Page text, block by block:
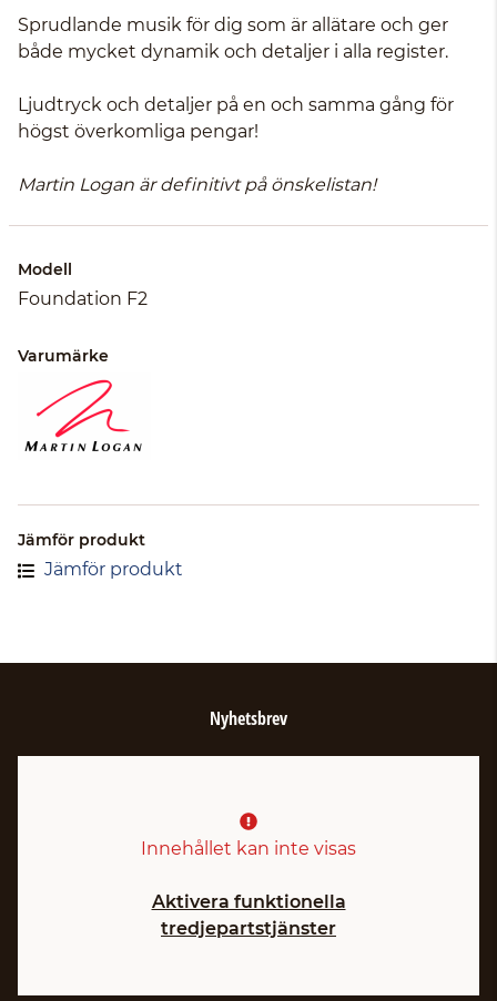
Sprudlande musik för dig som är allätare och ger
både mycket dynamik och detaljer i alla register.
Ljudtryck och detaljer på en och samma gång för
högst överkomliga pengar!
Martin Logan är definitivt på önskelistan!
Modell
Foundation F2
Varumärke
Jämför produkt
Jämför produkt
Nyhetsbrev
Innehållet kan inte visas
Aktivera funktionella
tredjepartstjänster